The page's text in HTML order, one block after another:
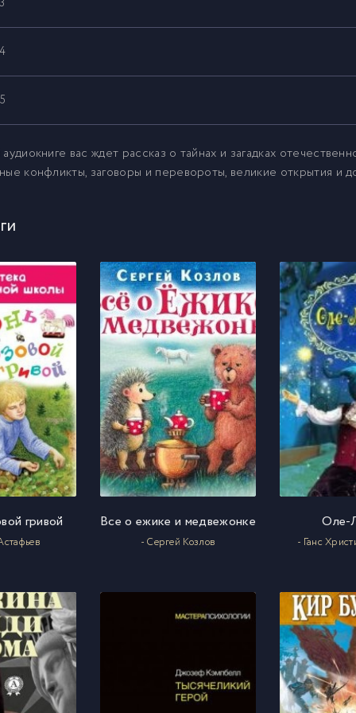
вас ждет рассказ о тайнах и загадках
конфликты, заговоры и перевороты, великие открытия и
гривой Все о ежике и медвежонке
- Сергей Козлов
Оле-
- Ганс